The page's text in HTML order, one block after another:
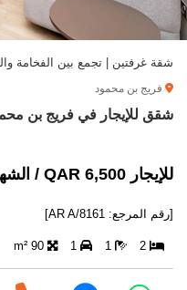
شقة غرفتين | تجمع بين الفخامة
فريج بن محمود
شقق للإيجار في فريج بن
للإيجار 6,500 QAR / الشهر
[رقم المرجع: AR A/8161]
2
1
1
90 m²